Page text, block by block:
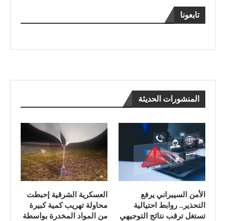
تابعونا
المنشورات الحديثة
الأمن السيبراني يرفع
التحذير.. روابط احتيالية
تستغل ترقب نتائج التوجيهي
العسكرية الشرقية إحبطت
محاولة تهريب كمية كبيرة
من المواد المخدرة بواسطة